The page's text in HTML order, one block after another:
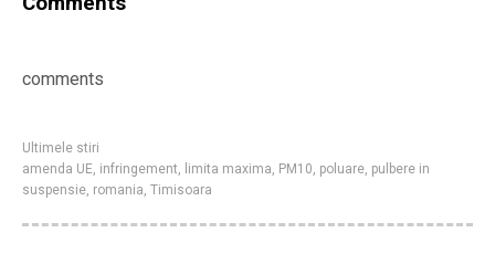
comments
Ultimele stiri
amenda UE, infringement, limita maxima, PM10, poluare, pulbere in
suspensie, romania, Timisoara